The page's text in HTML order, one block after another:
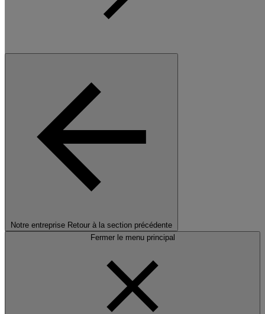
Notre entreprise Retour à la section précédente
Fermer le menu principal